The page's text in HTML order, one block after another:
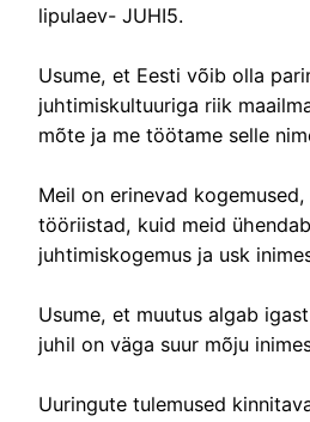
lipulaev- JUHI5.
Usume, et Eesti võib olla
juhtimiskultuuriga riik
mõte ja me töötame selle
Meil on erinevad
tööriistad, kuid meid
juhtimiskogemus ja usk
Usume, et muutus algab
juhil on väga suur mõju
Uuringute tulemused